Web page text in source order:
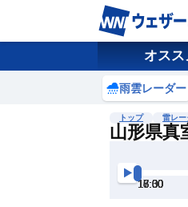
オスス
雨雲レーダー
トップ 雷レー
山形県真
16:00
16:30
17:00
17:30
18:00
18:30